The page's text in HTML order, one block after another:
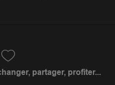
partager, profiter...